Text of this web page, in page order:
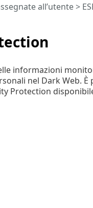
all’utente>
informazioni
nel Dark Web. È
Protection